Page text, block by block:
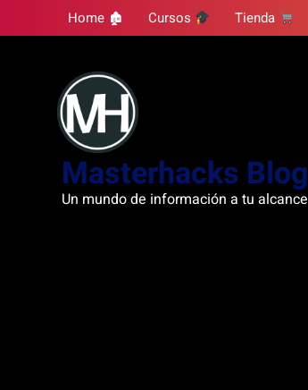
to
Home 🏚 Cursos Tienda
Masterhacks Blog
Un mundo de información a tu alcance